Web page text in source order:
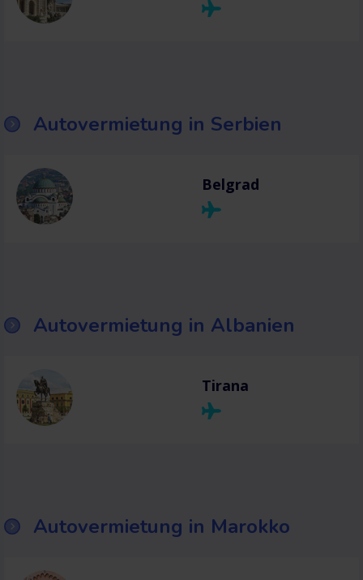
Autovermietung in Serbien
Belgrad
Autovermietung in Albanien
Tirana
Autovermietung in Marokko